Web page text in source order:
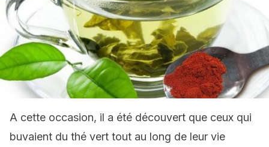
A cette occasion, il a été découvert que ceux qui
buvaient du thé vert tout au long de leur vie